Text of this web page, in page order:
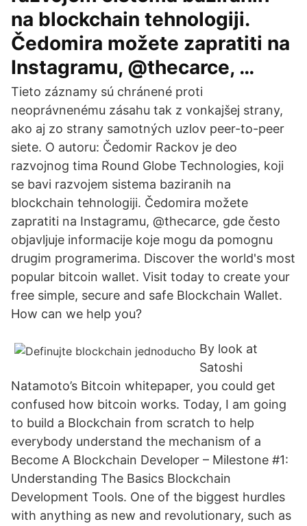
na blockchain tehnologiji.
Čedomira možete zapratiti na
Instagramu, @thecarce, …
Tieto záznamy sú chránené proti
neoprávnenému zásahu tak z vonkajšej strany,
ako aj zo strany samotných uzlov peer-to-peer
siete. O autoru: Čedomir Rackov je deo
razvojnog tima Round Globe Technologies, koji
se bavi razvojem sistema baziranih na
blockchain tehnologiji. Čedomira možete
zapratiti na Instagramu, @thecarce, gde često
objavljuje informacije koje mogu da pomognu
drugim programerima. Discover the world's most
popular bitcoin wallet. Visit today to create your
free simple, secure and safe Blockchain Wallet.
How can we help you?
By look at
Satoshi
Natamoto’s Bitcoin whitepaper, you could get
confused how bitcoin works. Today, I am going
to build a Blockchain from scratch to help
everybody understand the mechanism of a
Become A Blockchain Developer – Milestone #1:
Understanding The Basics Blockchain
Development Tools. One of the biggest hurdles
with anything as new and revolutionary, such as